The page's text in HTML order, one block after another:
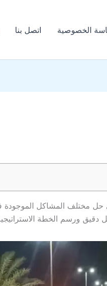
الخصوصية اتصل بنا
حل مختلف المشاكل
ورسم الخطة